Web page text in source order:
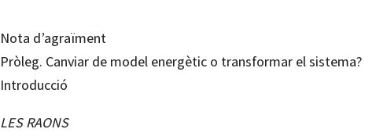
Nota d’agraïment
Pròleg. Canviar de model energètic o transformar el sistema?
Introducció
LES RAONS